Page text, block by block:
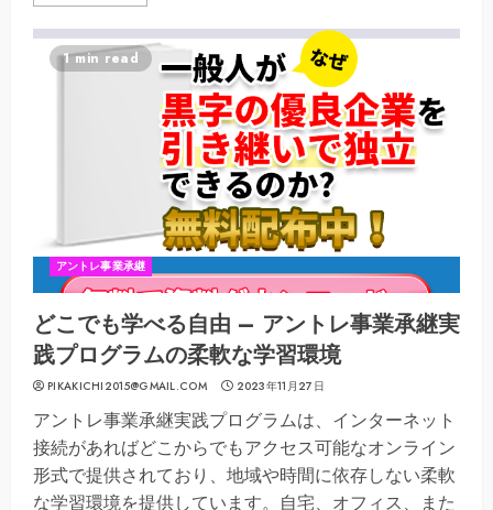
1 min read
アントレ事業承継
どこでも学べる自由 – アントレ事業承継実
践プログラムの柔軟な学習環境
PIKAKICHI2015@GMAIL.COM 2023年11月27日
アントレ事業承継実践プログラムは、インターネット
接続があればどこからでもアクセス可能なオンライン
形式で提供されており、地域や時間に依存しない柔軟
な学習環境を提供しています。自宅、オフィス、また